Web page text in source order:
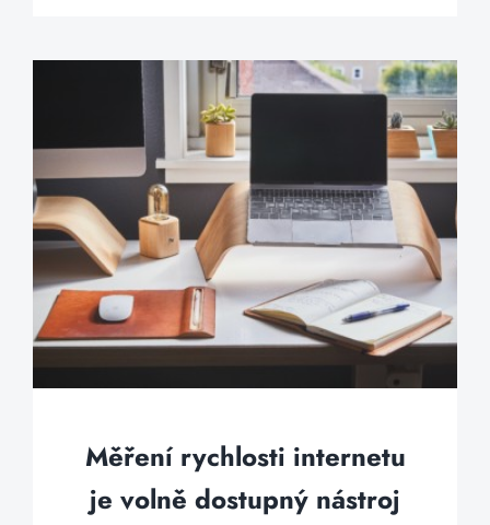
Měření rychlosti internetu
je volně dostupný nástroj